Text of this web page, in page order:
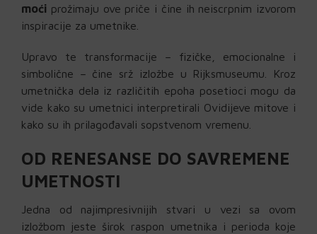
moći prožimaju ove priče i čine ih neiscrpnim izvorom
inspiracije za umetnike.
Upravo te transformacije – fizičke, emocionalne i
simbolične – čine srž izložbe u Rijksmuseumu. Kroz
umetnička dela iz različitih epoha posetioci mogu da
vide kako su umetnici interpretirali Ovidijeve mitove i
kako su ih prilagođavali sopstvenom vremenu.
OD RENESANSE DO SAVREMENE
UMETNOSTI
Jedna od najimpresivnijih stvari u vezi sa ovom
izložbom jeste širok raspon umetnika i perioda koje